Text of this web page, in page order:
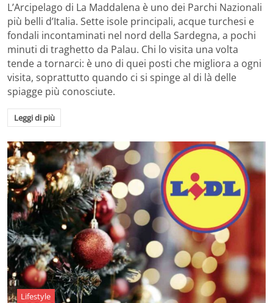
L’Arcipelago di La Maddalena è uno dei Parchi Nazionali
più belli d’Italia. Sette isole principali, acque turchesi e
fondali incontaminati nel nord della Sardegna, a pochi
minuti di traghetto da Palau. Chi lo visita una volta
tende a tornarci: è uno di quei posti che migliora a ogni
visita, soprattutto quando ci si spinge al di là delle
spiagge più conosciute.
Leggi di più
Lifestyle